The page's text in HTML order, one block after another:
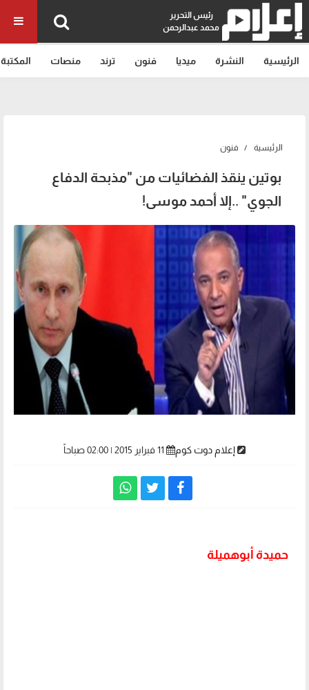
رئيس التحرير
محمد عبدالرحمن
الرئيسية النشرة ميديا فنون ترند منصات المكتبة
الرئيسية فنون
بوتين ينقذ الفضائيات من "مذبحة الدفاع
الجوي" ..إلا أحمد موسى!
إعلام دوت كوم
حميدة أبوهميلة